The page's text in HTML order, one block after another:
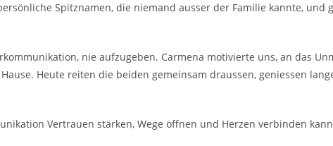
Spitznamen, die niemand ausser der Familie kannte, und
nie aufzugeben. Carmena motivierte uns, an das
Heute reiten die beiden gemeinsam draussen, geniessen
Vertrauen stärken, Wege öffnen und Herzen verbinden